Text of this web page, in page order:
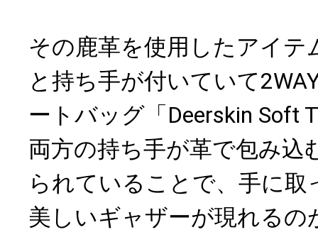
その鹿革を使用したアイテ
と持ち手が付いていて
ートバッグ「Deerskin Soft
両方の持ち手が革で包み込
られていることで、手に
美しいギャザーが現れるの